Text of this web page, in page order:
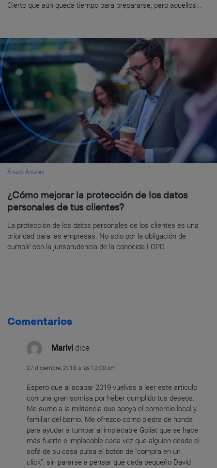
Cierto que aún queda tiempo para prepararse, pero aquellos...
Álvaro Álvarez
¿Cómo mejorar la protección de los datos
personales de tus clientes?
La protección de los datos personales de los clientes es una
prioridad para las empresas. No solo por la obligación de
cumplir con la jurisprudencia de la conocida LOPD...
Comentarios
Marivi dice:
27 diciembre, 2018 a las 12:00 am
Espero que al acabar 2019 vuelvas a leer este articulo
con una gran sonrisa por haber cumplido tus deseos.
Me sumo a la militancia que apoya el comercio local y
familiar del barrio. Me ofrezco como piedra de honda
para ayudar a tumbar al implacable Goliat que se hace
más fuerte e implacable cada vez que alguien desde el
sofá de su casa pulsa el botón de “compra en un
click”, sin pararse a pensar que cada pequeño David